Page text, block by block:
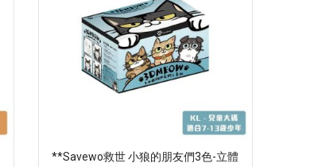
**Savewo救世 小狼的朋友們3色-立體